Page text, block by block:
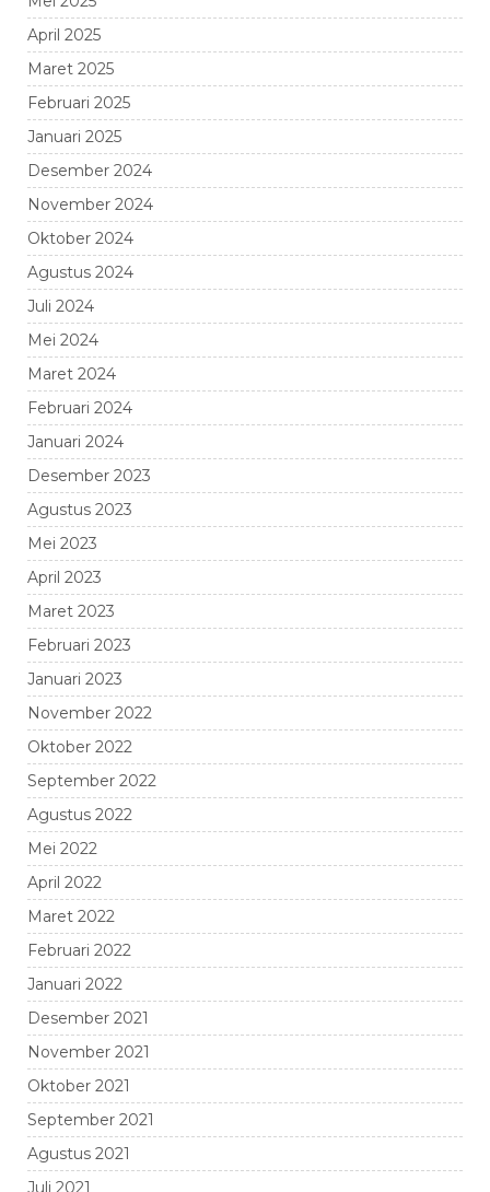
April 2025
Maret 2025
Februari 2025
Januari 2025
Desember 2024
November 2024
Oktober 2024
Agustus 2024
Juli 2024
Mei 2024
Maret 2024
Februari 2024
Januari 2024
Desember 2023
Agustus 2023
Mei 2023
April 2023
Maret 2023
Februari 2023
Januari 2023
November 2022
Oktober 2022
September 2022
Agustus 2022
Mei 2022
April 2022
Maret 2022
Februari 2022
Januari 2022
Desember 2021
November 2021
Oktober 2021
September 2021
Agustus 2021
Juli 2021